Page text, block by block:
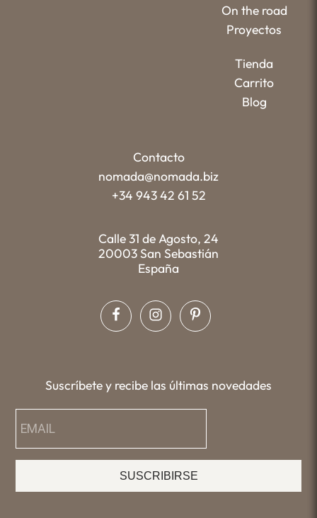
On the road
Proyectos
Tienda
Carrito
Blog
Contacto
nomada@nomada.biz
+34 943 42 61 52
Calle 31 de Agosto, 24
20003 San Sebastián
España
Suscríbete y recibe las últimas novedades
SUSCRIBIRSE